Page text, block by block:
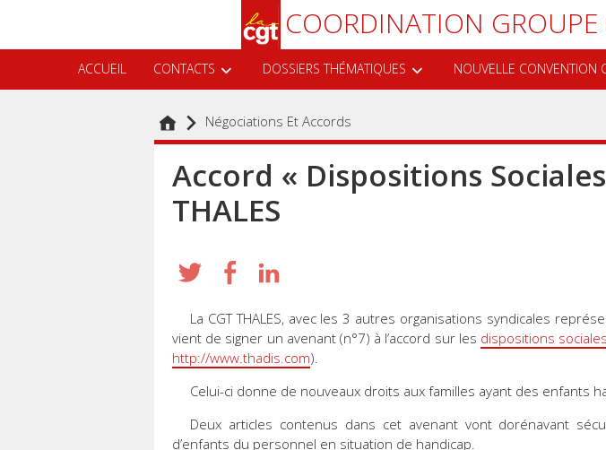
contenu
COORDINATION GROUPE
ACCUEIL CONTACTS DOSSIERS THÉMATIQUES NOUVELLE CONVENTION
Négociations Et Accords
Accord « Dispositions
THALES
La CGT THALES, avec les 3 autres organisations syndicales
vient de signer un avenant (n°7) à l’accord sur les dispositions sociales
http://www.thadis.com).
Celui-ci donne de nouveaux droits aux familles ayant des enfants
Deux articles contenus dans cet avenant vont dorénavant
d’enfants du personnel en situation de handicap.